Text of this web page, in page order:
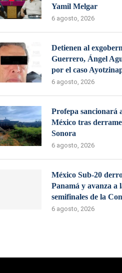
Yamil Melgar
6 agosto, 2026
Detienen al
Guerrero, Ángel
por el caso
6 agosto, 2026
Profepa sancionará
México tras
Sonora
6 agosto, 2026
México Sub-20
Panamá y avanza a
semifinales de la
6 agosto, 2026